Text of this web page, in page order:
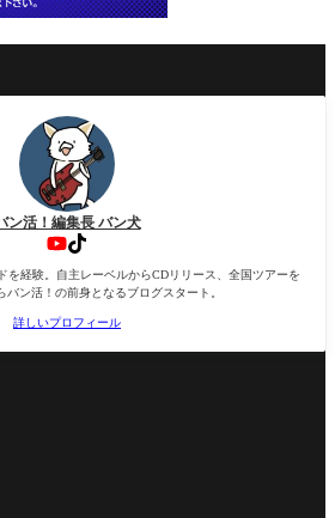
ン活！編集長 バン犬
を経験。自主レーベルからCDリリース、全国ツアーを
バン活！の前身となるブログスタート。
詳しいプロフィール